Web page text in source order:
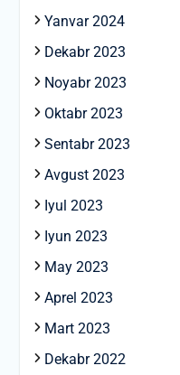
Yanvar 2024
Dekabr 2023
Noyabr 2023
Oktabr 2023
Sentabr 2023
Avgust 2023
Iyul 2023
Iyun 2023
May 2023
Aprel 2023
Mart 2023
Dekabr 2022